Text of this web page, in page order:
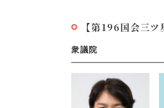
【第196国会三ツ
衆議院